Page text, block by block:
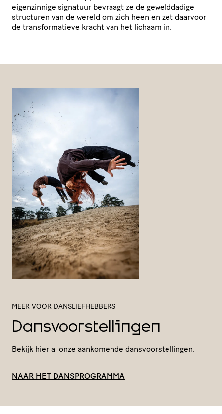
eigen­zin­nige signatuur bevraagt ze de geweld­da­dige
structuren van de wereld om zich heen en zet daarvoor
de trans­for­ma­tieve kracht van het lichaam in.
MEER VOOR DANSLIEFHEBBERS
Dansvoorstellingen
Bekijk hier al onze aankomende dansvoorstellingen.
NAAR HET DANSPROGRAMMA